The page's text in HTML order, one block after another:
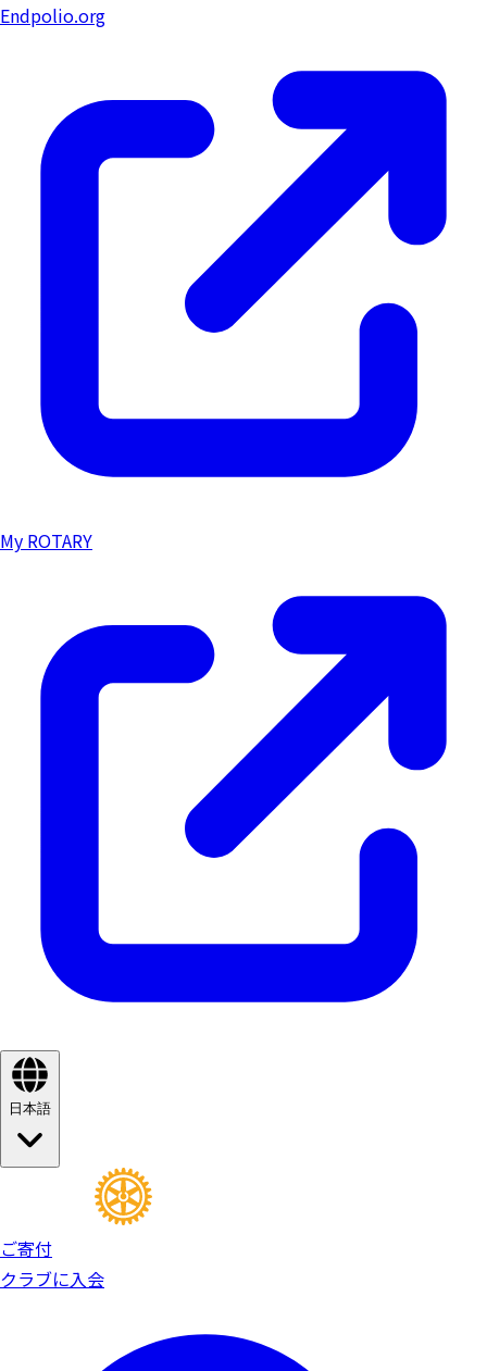
Endpolio.org
My ROTARY
日本語
ご寄付
クラブに入会